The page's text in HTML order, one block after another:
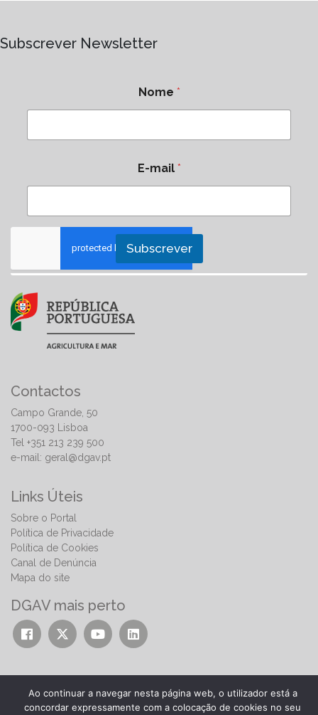
Subscrever Newsletter
Nome *
E-mail *
Subscrever
Contactos
Campo Grande, 50
1700-093 Lisboa
Tel +351 213 239 500
e-mail: geral@dgav.pt
Links Úteis
Sobre o Portal
Política de Privacidade
Política de Cookies
Canal de Denúncia
Mapa do site
DGAV mais perto
© 2026 | Direção-Geral de Alimentação e Veterinária
Ao continuar a navegar nesta página web, o utilizador está a
concordar expressamente com a colocação de cookies no seu